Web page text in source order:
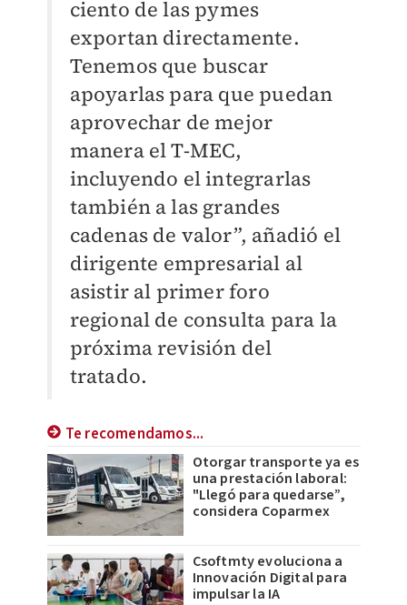
ciento de las pymes
exportan directamente.
Tenemos que buscar
apoyarlas para que puedan
aprovechar de mejor
manera el T-MEC,
incluyendo el integrarlas
también a las grandes
cadenas de valor”, añadió el
dirigente empresarial al
asistir al primer foro
regional de consulta para la
próxima revisión del
tratado.
Te recomendamos...
Otorgar transporte ya es
una prestación laboral:
"Llegó para quedarse”,
considera Coparmex
Csoftmty evoluciona a
Innovación Digital para
impulsar la IA